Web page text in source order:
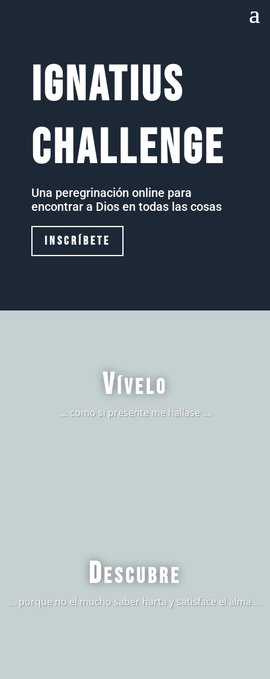
IGNATIUS
CHALLENGE
Una peregrinación online para
encontrar a Dios en todas las cosas
INSCRÍBETE
Vívelo
… como si presente me hallase …
Descubre
… porque no el mucho saber harta y satisface el alma …